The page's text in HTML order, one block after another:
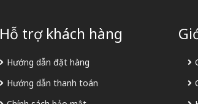
Hỗ trợ khách hàng
Hướng dẫn đặt hàng
Hướng dẫn thanh toán